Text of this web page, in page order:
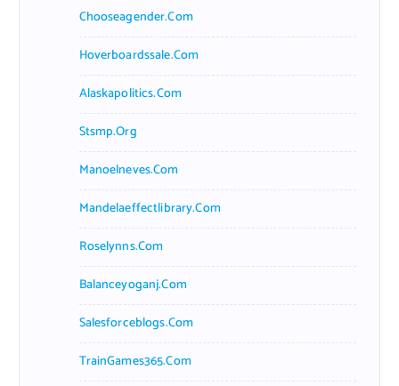
Chooseagender.com
Hoverboardssale.com
Alaskapolitics.com
Stsmp.org
Manoelneves.com
Mandelaeffectlibrary.com
Roselynns.com
Balanceyoganj.com
Salesforceblogs.com
TrainGames365.com